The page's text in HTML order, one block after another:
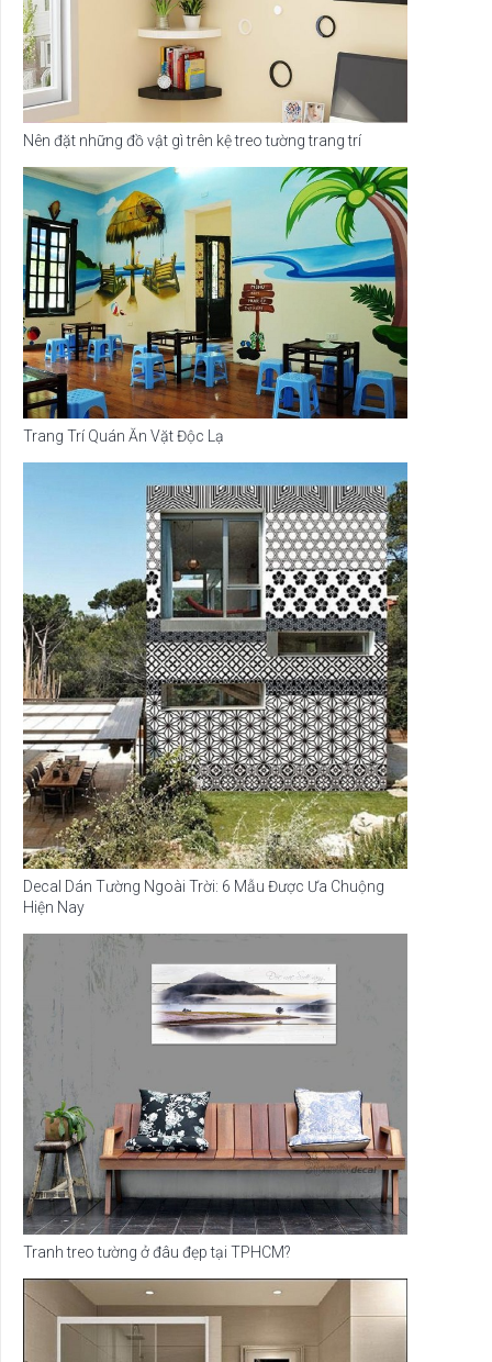
Nên đặt những đồ vật gì trên kệ treo tường trang trí
Trang Trí Quán Ăn Vặt Độc Lạ
Decal Dán Tường Ngoài Trời: 6 Mẫu Được Ưa Chuộng
Hiện Nay
Tranh treo tường ở đâu đẹp tại TPHCM?